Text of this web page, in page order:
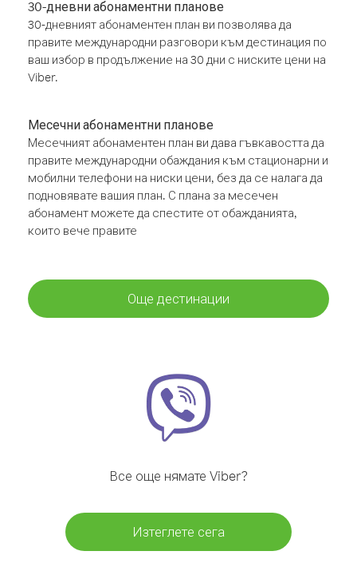
30-дневни абонаментни планове
30-дневният абонаментен план ви позволява да
правите международни разговори към дестинация по
ваш избор в продължение на 30 дни с ниските цени на
Viber.
Месечни абонаментни планове
Месечният абонаментен план ви дава гъвкавостта да
правите международни обаждания към стационарни и
мобилни телефони на ниски цени, без да се налага да
подновявате вашия план. С плана за месечен
абонамент можете да спестите от обажданията,
които вече правите
Още дестинации
Все още нямате Viber?
Изтеглете сега